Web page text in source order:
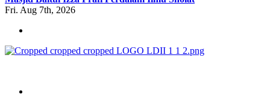
Fri. Aug 7th, 2026